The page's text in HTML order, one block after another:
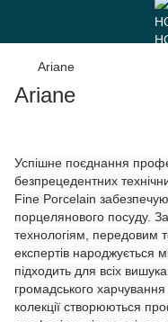
Ariane
Ariane
Успішне поєднання
безпрецедентних
Fine Porcelain
порцелянового посуду.
технологіям, передовим
експертів народжується
підходить для всіх
громадського
колекції створюються